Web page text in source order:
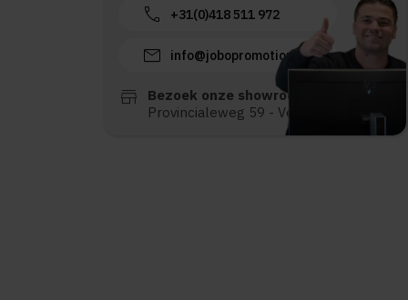
call +31(0)418 511 972
mail info@jobopromotions.nl
store
Bezoek onze showroom:
Provincialeweg 59 - Velddriel